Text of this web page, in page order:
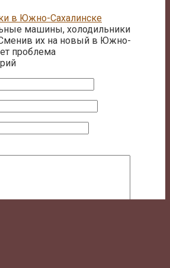
в Южно-Сахалинске
машины, холодильники
их на новый в Южно-
проблема